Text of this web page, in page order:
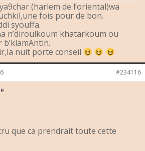
(harlem de l’oriental)wa
fois pour de bon.
syouffa.
n’diroulkoum khatarkoum ou
nuit porte conseil
#234116
que ca prendrait toute cette